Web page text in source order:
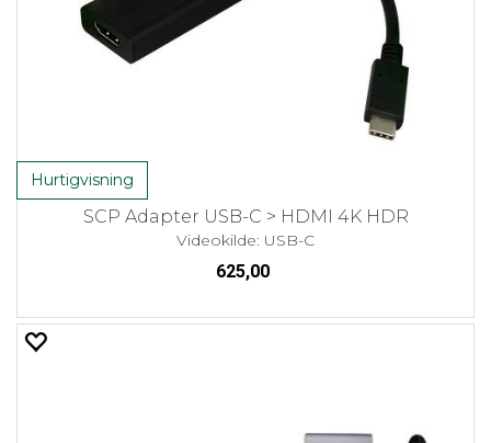
Hurtigvisning
SCP Adapter USB-C > HDMI 4K HDR
Videokilde: USB-C
625,00